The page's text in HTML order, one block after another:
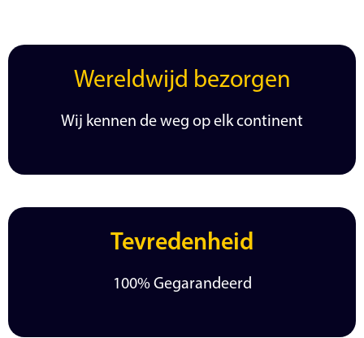
Wereldwijd bezorgen
Wij kennen de weg op elk continent
Tevredenheid
100% Gegarandeerd